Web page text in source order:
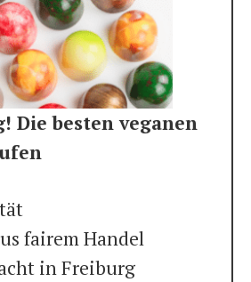
Die besten veganen
fairem Handel
in Freiburg